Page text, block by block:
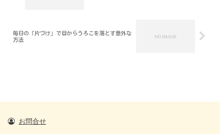
毎日の「片づけ」で目からうろこを落とす意外な
方法
お問合せ